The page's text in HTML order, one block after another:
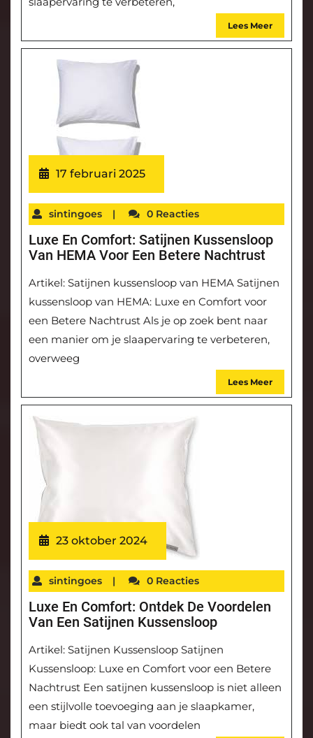
Lees Meer
17 februari 2025
sintingoes | 0 Reacties
Luxe En Comfort: Satijnen Kussensloop
Van HEMA Voor Een Betere Nachtrust
Artikel: Satijnen kussensloop van HEMA Satijnen
kussensloop van HEMA: Luxe en Comfort voor
een Betere Nachtrust Als je op zoek bent naar
een manier om je slaapervaring te verbeteren,
overweeg
Lees Meer
23 oktober 2024
sintingoes | 0 Reacties
Luxe En Comfort: Ontdek De Voordelen
Van Een Satijnen Kussensloop
Artikel: Satijnen Kussensloop Satijnen
Kussensloop: Luxe en Comfort voor een Betere
Nachtrust Een satijnen kussensloop is niet alleen
een stijlvolle toevoeging aan je slaapkamer,
maar biedt ook tal van voordelen